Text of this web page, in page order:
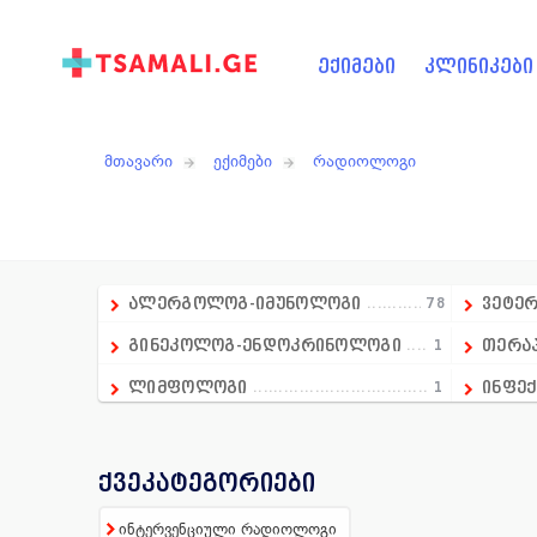
ექიმები კლინიკები
მთავარი ექიმები რადიოლოგი
ალერგოლოგ-იმუნოლოგი 78
გინეკოლოგ-ენდოკრინოლოგი 1
ლიმფოლოგი 1
ანდროლოგი
ქვეკატეგორიები
ინტერვენციული რადიოლოგი